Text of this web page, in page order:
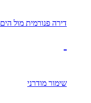
דירה פנורמית מול הים
שימור מודרני